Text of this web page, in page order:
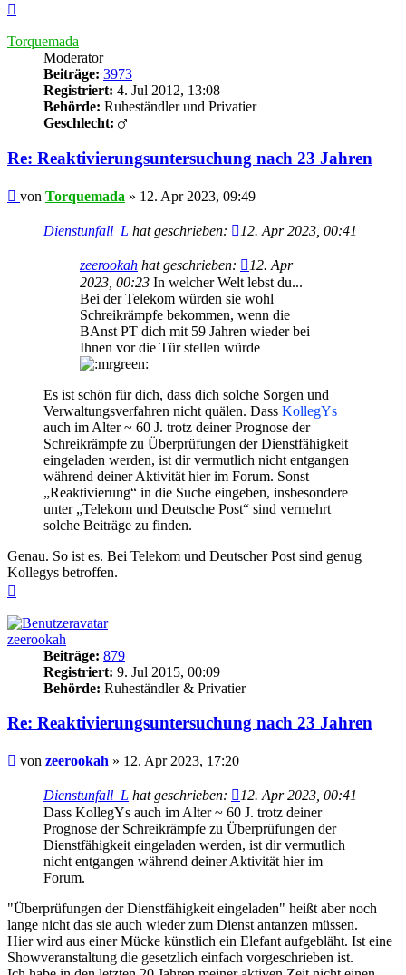
Torquemada
Moderator
Beiträge: 3973
Registriert: 4. Jul 2012, 13:08
Behörde: Ruheständler und Privatier
Geschlecht:
Re: Reaktivierungsuntersuchung nach 23 Jahren
Beitrag
von Torquemada » 12. Apr 2023, 09:49
Dienstunfall_L hat geschrieben: 12. Apr 2023, 00:41
zeerookah hat geschrieben:
12. Apr
2023, 00:23 In welcher Welt lebst du...
Bei der Telekom würden sie wohl
Schreikrämpfe bekommen, wenn die
BAnst PT dich mit 59 Jahren wieder bei
Ihnen vor die Tür stellen würde
Es ist schön für dich, dass dich solche Sorgen und
Verwaltungsverfahren nicht quälen. Dass KollegYs
auch im Alter ~ 60 J. trotz deiner Prognose der
Schreikrämpfe zu Überprüfungen der Dienstfähigkeit
eingeladen werden, ist dir vermutlich nicht entgangen
während deiner Aktivität hier im Forum. Sonst
„Reaktivierung“ in die Suche eingeben, insbesondere
unter „Telekom und Deutsche Post“ sind vermehrt
solche Beiträge zu finden.
Genau. So ist es. Bei Telekom und Deutscher Post sind genug
Kollegys betroffen.
zeerookah
Beiträge: 879
Registriert: 9. Jul 2015, 00:09
Behörde: Ruheständler & Privatier
Re: Reaktivierungsuntersuchung nach 23 Jahren
Beitrag
von zeerookah » 12. Apr 2023, 17:20
Dienstunfall_L hat geschrieben:
12. Apr 2023, 00:41
Dass KollegYs auch im Alter ~ 60 J. trotz deiner
Prognose der Schreikrämpfe zu Überprüfungen der
Dienstfähigkeit eingeladen werden, ist dir vermutlich
nicht entgangen während deiner Aktivität hier im
Forum.
"Überprüfungen der Dienstfähigkeit eingeladen" heißt aber noch
lange nicht das sie auch wieder zum Dienst antanzen müssen.
Hier wird aus einer Mücke künstlich ein Elefant aufgebläht. Ist eine
Showveranstaltung die gesetzlich einfach vorgeschrieben ist.